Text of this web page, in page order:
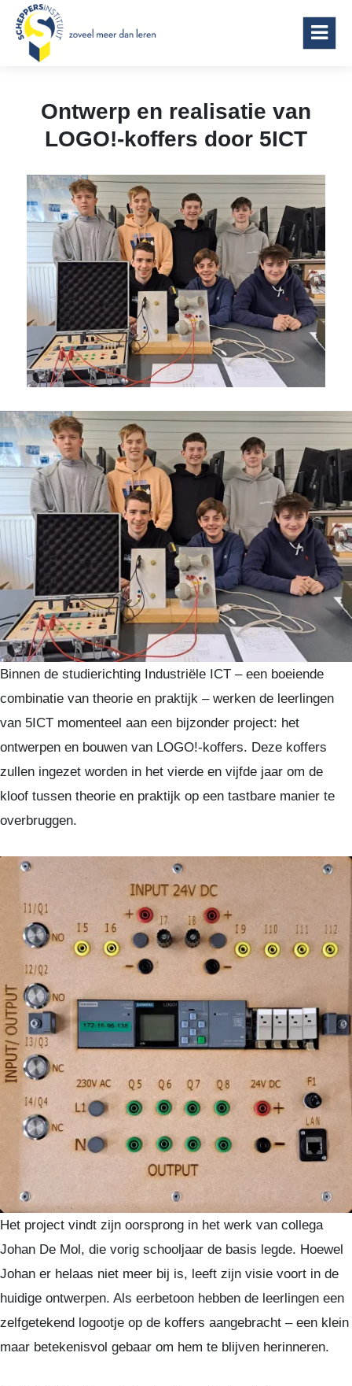
Ontwerp en realisatie van
LOGO!-koffers door 5ICT
Binnen de studierichting Industriële ICT – een boeiende
combinatie van theorie en praktijk – werken de leerlingen
van 5ICT momenteel aan een bijzonder project: het
ontwerpen en bouwen van LOGO!-koffers. Deze koffers
zullen ingezet worden in het vierde en vijfde jaar om de
kloof tussen theorie en praktijk op een tastbare manier te
overbruggen.
Het project vindt zijn oorsprong in het werk van collega
Johan De Mol, die vorig schooljaar de basis legde. Hoewel
Johan er helaas niet meer bij is, leeft zijn visie voort in de
huidige ontwerpen. Als eerbetoon hebben de leerlingen een
zelfgetekend logootje op de koffers aangebracht – een klein
maar betekenisvol gebaar om hem te blijven herinneren.